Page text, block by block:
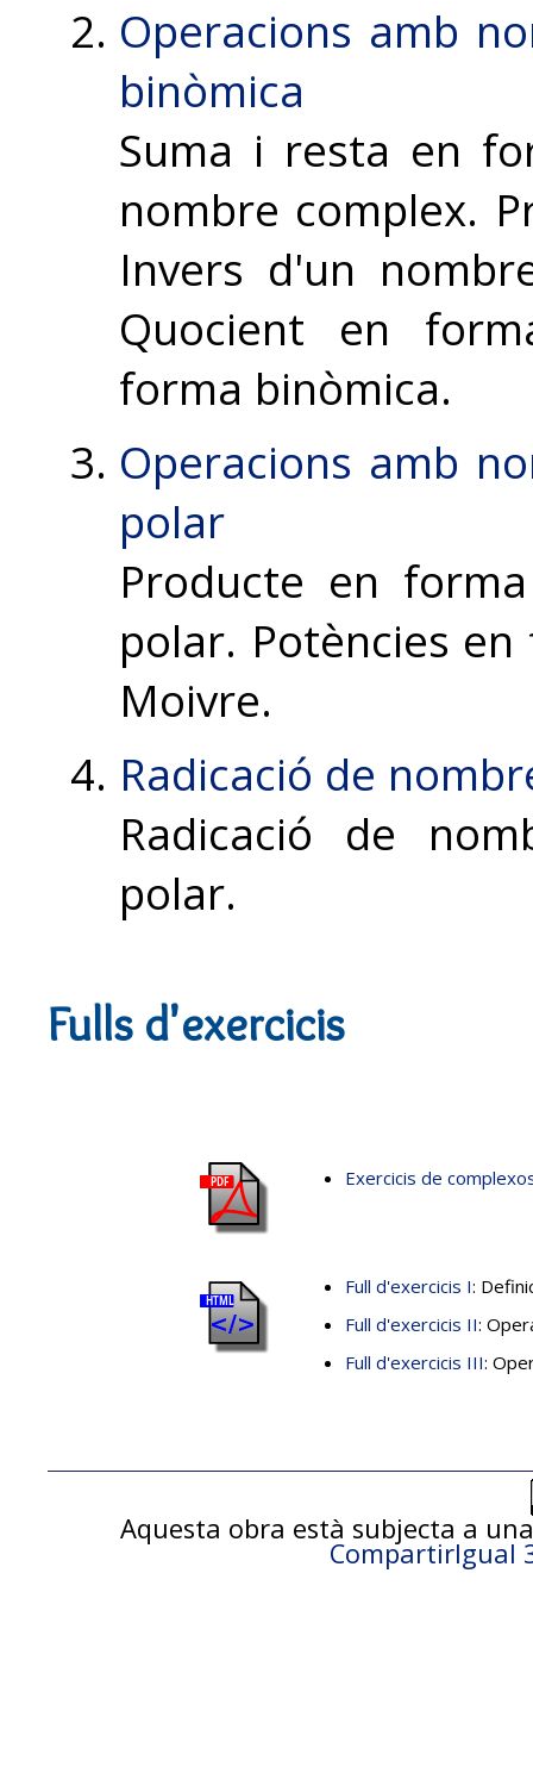
Operacions amb
binòmica
Suma i resta en
nombre complex.
Invers d'un
Quocient en
forma binòmica.
Operacions amb
polar
Producte en
polar. Potències
Moivre.
Radicació de
Radicació de
polar.
Fulls d'exercicis
Exercicis de
Full d'exercicis I:
Full d'exercicis II:
Full d'exercicis III:
Aquesta obra està subjecta a
CompartirIgual